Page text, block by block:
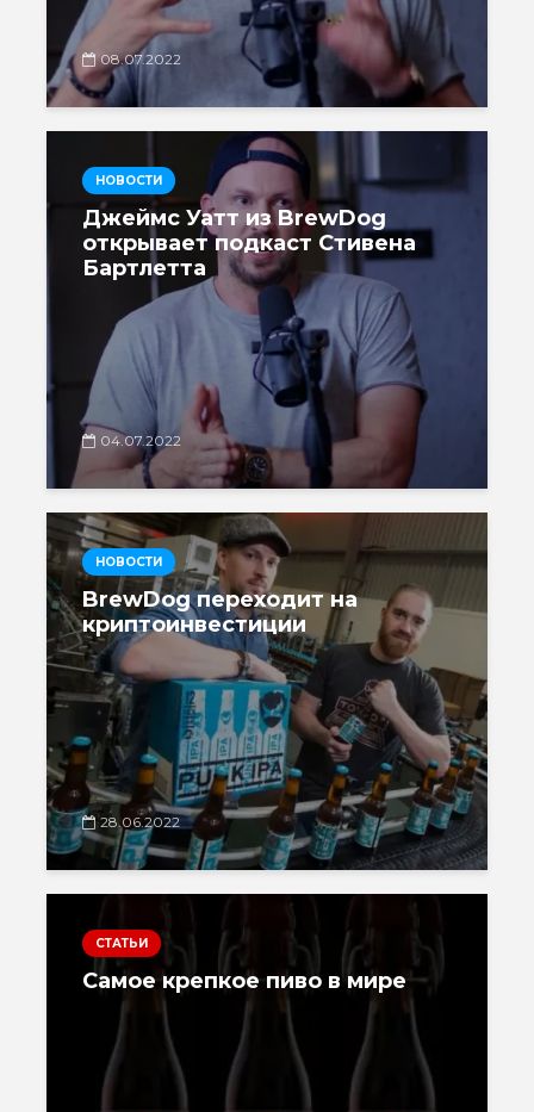
08.07.2022
НОВОСТИ
Джеймс Уатт из BrewDog
открывает подкаст Стивена
Бартлетта
04.07.2022
НОВОСТИ
BrewDog переходит на
криптоинвестиции
28.06.2022
СТАТЬИ
Самое крепкое пиво в мире